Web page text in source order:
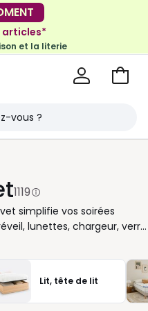
100€*
articles*
et la literie
Voir
1119
simplifie vos soirées
lunettes, chargeur, verre
et facile à attraper.
aussi à garder une
l’espace. Chez La
tables de chevet adaptées
clair pour une ambiance
Lit, tête de lit